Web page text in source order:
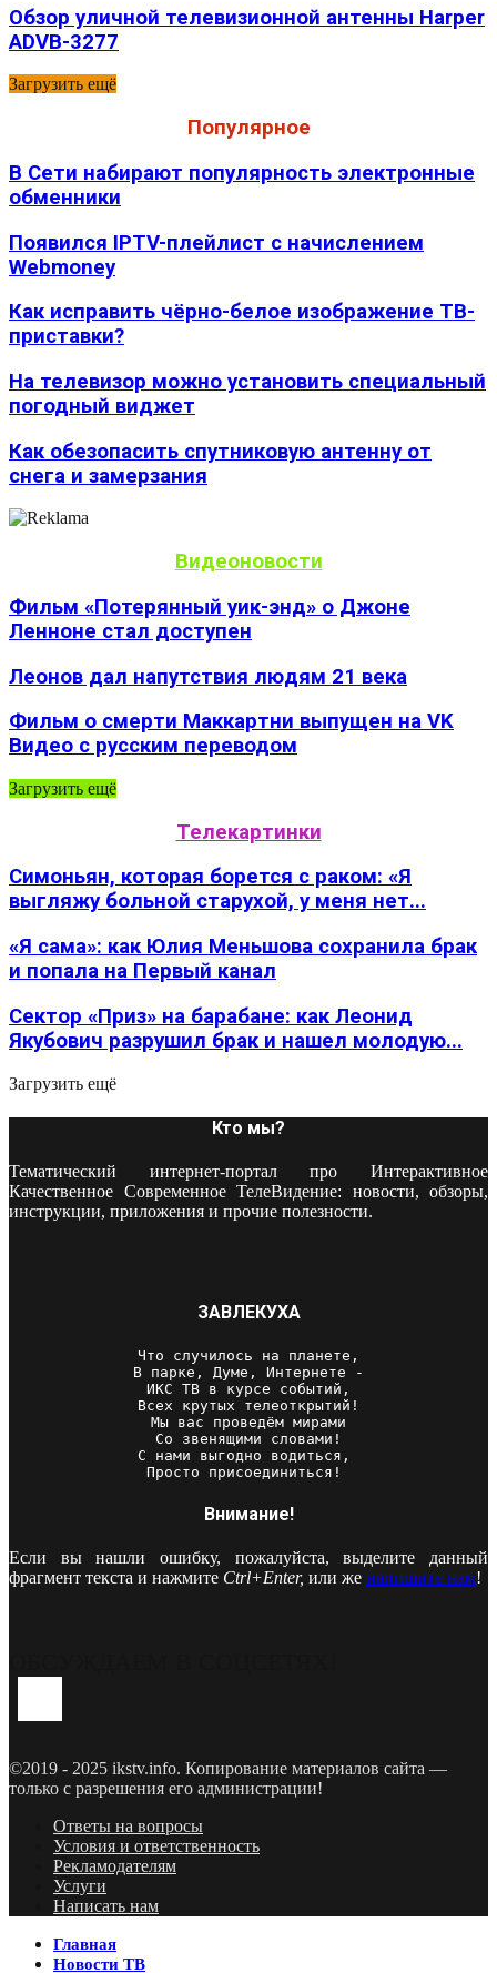
Обзор уличной телевизионной антенны Harper
ADVB-3277
Загрузить ещё
Популярное
В Сети набирают популярность электронные
обменники
Появился IPTV-плейлист с начислением
Webmoney
Как исправить чёрно-белое изображение ТВ-
приставки?
На телевизор можно установить специальный
погодный виджет
Как обезопасить спутниковую антенну от
снега и замерзания
Видеоновости
Фильм «Потерянный уик-энд» о Джоне
Ленноне стал доступен
Леонов дал напутствия людям 21 века
Фильм о смерти Маккартни выпущен на VK
Видео с русским переводом
Загрузить ещё
Телекартинки
Симоньян, которая борется с раком: «Я
выгляжу больной старухой, у меня нет...
«Я сама»: как Юлия Меньшова сохранила брак
и попала на Первый канал
Сектор «Приз» на барабане: как Леонид
Якубович разрушил брак и нашел молодую...
Загрузить ещё
Кто мы?
Тематический интернет-портал про Интерактивное
Качественное Современное ТелеВидение: новости, обзоры,
инструкции, приложения и прочие полезности.
ЗАВЛЕКУХА
Что случилось на планете,
В парке, Думе, Интернете -
ИКС ТВ в курсе событий,
Всех крутых телеоткрытий!
Мы вас проведём мирами
Со звенящими словами!
С нами выгодно водиться,
Просто присоединиться!
Внимание!
Если вы нашли ошибку, пожалуйста, выделите данный
фрагмент текста и нажмите Ctrl+Enter, или же напишите нам!
©2019 - 2025 ikstv.info. Копирование материалов сайта —
только с разрешения его администрации!
Ответы на вопросы
Условия и ответственность
Рекламодателям
Услуги
Написать нам
Главная
Новости ТВ